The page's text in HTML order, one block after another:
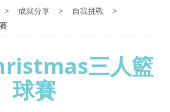
> 成就分享 > 自我挑戰
>
三人籃
球賽